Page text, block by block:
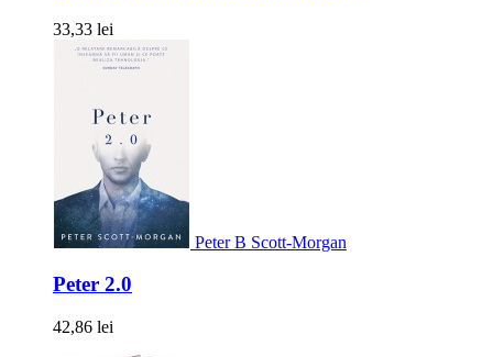
33,33 lei
Peter B Scott-Morgan
Peter 2.0
42,86 lei